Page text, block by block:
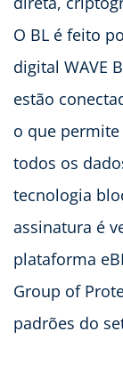
O BL é feito
digital WAVE
estão
o que
todos os
tecnologia
assinatura é
plataforma
Group of
padrões do